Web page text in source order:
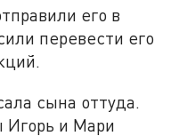
его в
перевести его
сына оттуда.
Игорь и Мари